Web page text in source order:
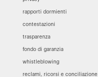
rapporti dormienti
contestazioni
trasparenza
fondo di garanzia
whistleblowing
reclami, ricorsi e conciliazione